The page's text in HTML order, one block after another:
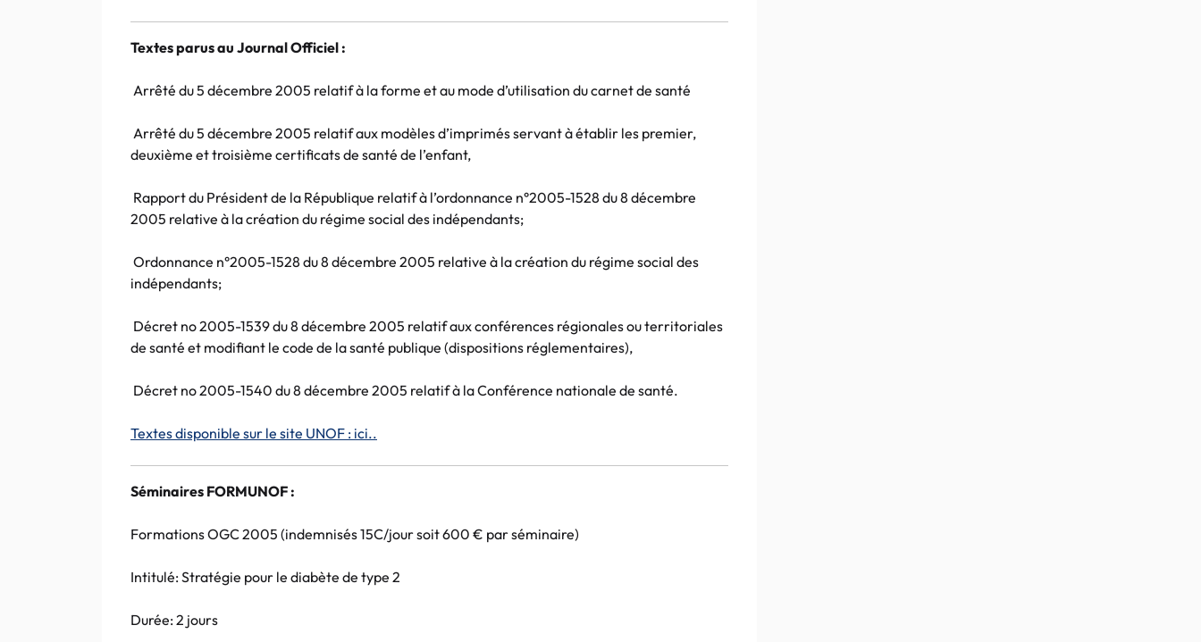
Textes parus au Journal Officiel :
Arrêté du 5 décembre 2005 relatif à la forme et au mode d’utilisation du carnet de santé
Arrêté du 5 décembre 2005 relatif aux modèles d’imprimés servant à établir les premier,
deuxième et troisième certificats de santé de l’enfant,
Rapport du Président de la République relatif à l’ordonnance n°2005-1528 du 8 décembre
2005 relative à la création du régime social des indépendants;
Ordonnance n°2005-1528 du 8 décembre 2005 relative à la création du régime social des
indépendants;
Décret no 2005-1539 du 8 décembre 2005 relatif aux conférences régionales ou territoriales
de santé et modifiant le code de la santé publique (dispositions réglementaires),
Décret no 2005-1540 du 8 décembre 2005 relatif à la Conférence nationale de santé.
Textes disponible sur le site UNOF : ici..
Séminaires FORMUNOF :
Formations OGC 2005 (indemnisés 15C/jour soit 600 € par séminaire)
Intitulé: Stratégie pour le diabète de type 2
Durée: 2 jours